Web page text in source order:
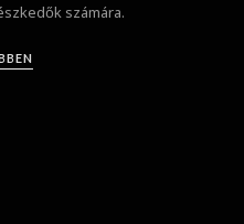
számára.